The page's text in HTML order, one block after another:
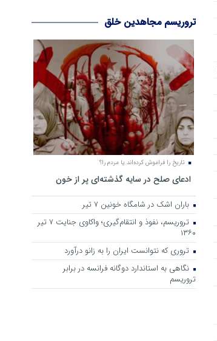
تروریسم مجاهدین خلق
تاریخ را فراموش کرده‌اند یا مردم را؟
ادعای صلح در سایه گذشته‌ای پر از خون
باران اشک در شامگاه خونین 7 تیر
تروریسم، نفوذ و انتقام‌گیری؛ واکاوی جنایت ۷ تیر
۱۳۶۰
تروری که نتوانست ایران را به زانو درآورد
نگاهی به استاندارد دوگانه فرانسه در برابر
تروریسم